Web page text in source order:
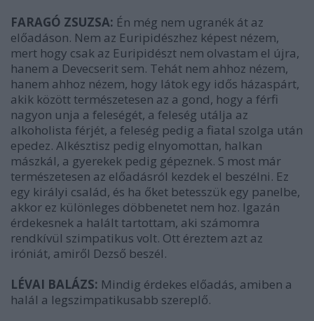
FARAGÓ ZSUZSA: Én még nem ugranék át az
előadáson. Nem az Euripidészhez képest nézem,
mert hogy csak az Euripidészt nem olvastam el újra,
hanem a Devecserit sem. Tehát nem ahhoz nézem,
hanem ahhoz nézem, hogy látok egy idős házaspárt,
akik között természetesen az a gond, hogy a férfi
nagyon unja a feleségét, a feleség utálja az
alkoholista férjét, a feleség pedig a fiatal szolga után
epedez. Alkésztisz pedig elnyomottan, halkan
mászkál, a gyerekek pedig gépeznek. S most már
természetesen az előadásról kezdek el beszélni. Ez
egy királyi család, és ha őket betesszük egy panelbe,
akkor ez különleges döbbenetet nem hoz. Igazán
érdekesnek a halált tartottam, aki számomra
rendkívül szimpatikus volt. Ott éreztem azt az
iróniát, amiről Dezső beszél.
LÉVAI BALÁZS: Mindig érdekes előadás, amiben a
halál a legszimpatikusabb szereplő.